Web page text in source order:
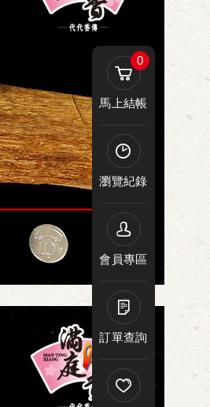
0
馬上結帳
瀏覽紀錄
會員專區
訂單查詢